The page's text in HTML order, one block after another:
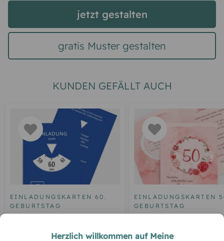
jetzt gestalten
gratis Muster gestalten
KUNDEN GEFÄLLT AUCH
EINLADUNGSKARTEN 60.
GEBURTSTAG
Parkuhr 60
EINLADUNGSKARTEN
GEBURTSTAG
Geburtstag Aquarell
Herzlich willkommen auf Meine